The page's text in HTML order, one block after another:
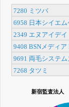
7280 ミツバ
6958 日本シイエム
2349 エヌアイデイ
9408 BSNメディア
9691 両毛システム
7268 タツミ
新宿監査法人